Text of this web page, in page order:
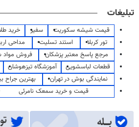
تبلیغات
قیمت شیشه سکوریت سفیر خرید
تور کربلا
استند تسلیت مداحی
مرجع پاسخ معتبر پزشکان
فروش مواد
قطعات لباسشویی
آموزشگاه تیزهوشان
نمایندگی بوش در تهران
بهترین جراح
قیمت و خرید سمعک نامرئی